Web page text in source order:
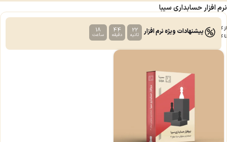
نرم افزار حسابداری سیبا
از کسب و کارهای کوچک
تا کارخانجات بزرگ
پیشنهادات ویژه نرم افزار 18
ساعت‌
44
دقیقه
22
ثانیه